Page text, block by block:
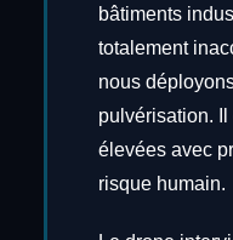
bâtiments
totalement
nous
pulvérisation.
élevées avec
risque humain.